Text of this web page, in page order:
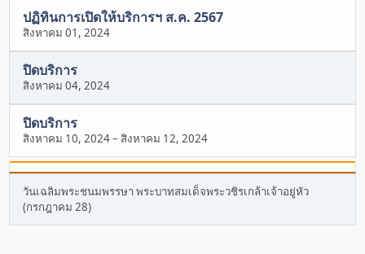
ปฏิทินการเปิดให้บริการฯ ส.ค. 2567
สิงหาคม 01, 2024
ปิดบริการ
สิงหาคม 04, 2024
ปิดบริการ
สิงหาคม 10, 2024– สิงหาคม 12, 2024
วันเฉลิมพระชนมพรรษา พระบาทสมเด็จพระวชิรเกล้าเจ้าอยู่หัว
(กรกฎาคม 28)